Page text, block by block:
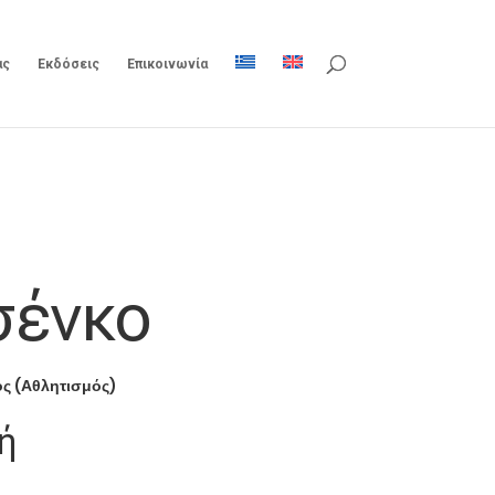
Εκδόσεις Επικοινωνία
(Αθλητισμός)